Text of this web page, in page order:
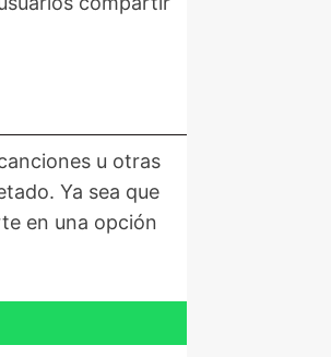
u otras
Ya sea que
en una opción